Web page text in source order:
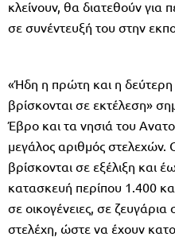
κλείνουν, θα διατεθούν για
σε συνέντευξή του στην
«Ήδη η πρώτη και η
βρίσκονται σε εκτέλεση»
Έβρο και τα νησιά του
μεγάλος αριθμός στελεχών.
βρίσκονται σε εξέλιξη και
κατασκευή περίπου 1.400
σε οικογένειες, σε
στελέχη, ώστε να έχουν